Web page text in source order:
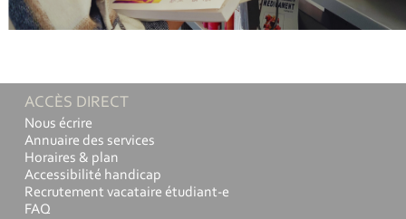
ACCÈS DIRECT
Nous écrire
Annuaire des services
Horaires & plan
Accessibilité handicap
Recrutement vacataire étudiant-e
FAQ